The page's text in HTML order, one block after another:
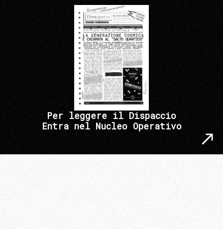
Per leggere il Dispaccio
Entra nel Nucleo Operativo